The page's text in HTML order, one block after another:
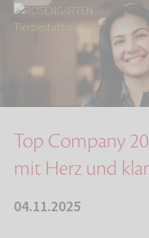
Über uns
Aktuelles
Auszeichnung für Top Arbeitgeber
Top Company
mit Herz und
04.11.2025